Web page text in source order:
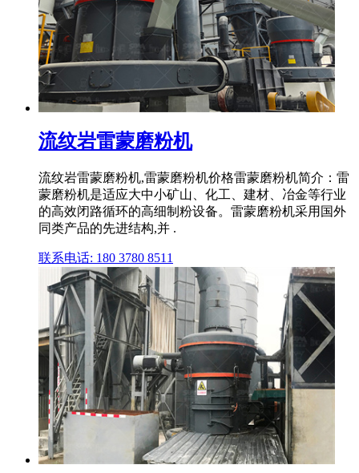
流纹岩雷蒙磨粉机
流纹岩雷蒙磨粉机,雷蒙磨粉机价格雷蒙磨粉机简介：雷
蒙磨粉机是适应大中小矿山、化工、建材、冶金等行业
的高效闭路循环的高细制粉设备。雷蒙磨粉机采用国外
同类产品的先进结构,并 .
联系电话: 180 3780 8511